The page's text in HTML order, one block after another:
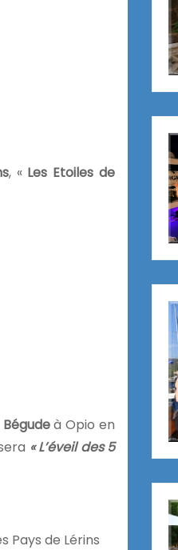
, « Les Etoiles de
à Opio en
« L’éveil des 5
Pays de Lérins